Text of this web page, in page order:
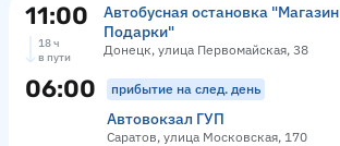
11:00
Автобусная остановка "Магазин
Подарки"
Донецк, улица Первомайская, 38
18 ч
в пути
06:00 прибытие на след. день
Автовокзал ГУП
Саратов, улица Московская, 170